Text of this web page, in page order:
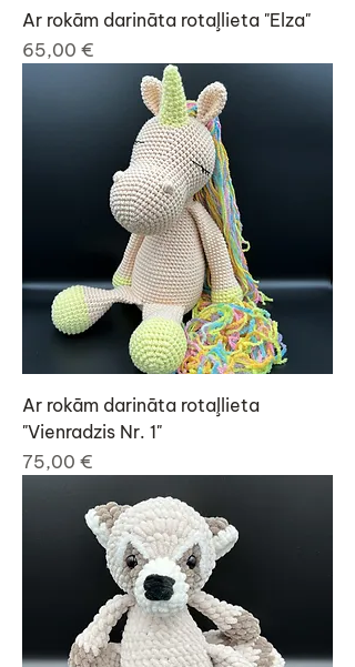
Ar rokām darināta rotaļlieta "Elza"
Cena
65,00 €
Ar rokām darināta rotaļlieta
"Vienradzis Nr. 1"
Cena
75,00 €